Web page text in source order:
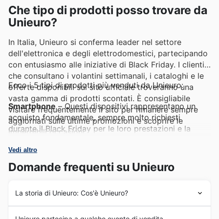
Che tipo di prodotti posso trovare da
Unieuro?
In Italia, Unieuro si conferma leader nel settore
dell'elettronica e degli elettrodomestici, partecipando
con entusiasmo alle iniziative di Black Friday. I clienti
che consultano i volantini settimanali, i cataloghi e le
offerte disponibili sul sito ufficiale troveranno una
vasta gamma di prodotti scontati. È consigliabile
visitare frequentemente il sito per rimanere sempre
aggiornati sulle ultime promozioni e scoprire le
imperdibili occasioni.
Ecco i 5 tipi di prodotti più venduti da Unieuro:
Smartphone– Questi dispositivi rappresentano un
acquisto fondamentale, sempre molto richiesti
durante il Black Friday per le loro prestazioni e la
offrono un'opportunità unica per aggiornare il proprio
dispositivo, come dimostrano i recenti volantini
Unieuro weekly ads.
Televisori– La voglia di una migliore esperienza
visiva spinge molti a cercare le ultime tecnologie TV,
rendendole protagoniste delleUnieuro Black Friday
Vedi altro
Domande frequenti su Unieuro
La storia di Unieuro: Cos'è Unieuro?